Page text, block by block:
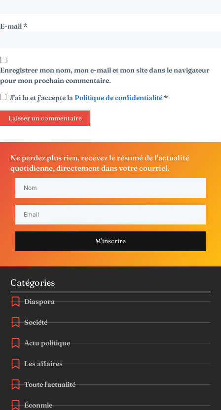
E-mail*
Enregistrer mon nom, mon e-mail et mon site dans le navigateur
pour mon prochain commentaire.
J’ai lu et j’accepte laPolitique de confidentialité*
Ne perdez plus rien, recevez le résumé de l'actualité
quotidienne, directement dans votre courriel.
M'inscrire
Catégories
Diaspora
Société
Actu politique
Les affaires
Toute l'actualité
Éconmie